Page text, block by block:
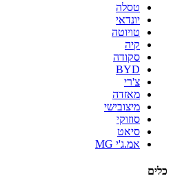
טסלה
יונדאי
טויוטה
קיה
סקודה
BYD
צ'רי
מאזדה
מיצובישי
סוזוקי
סיאט
אמ.ג'י MG
כלים